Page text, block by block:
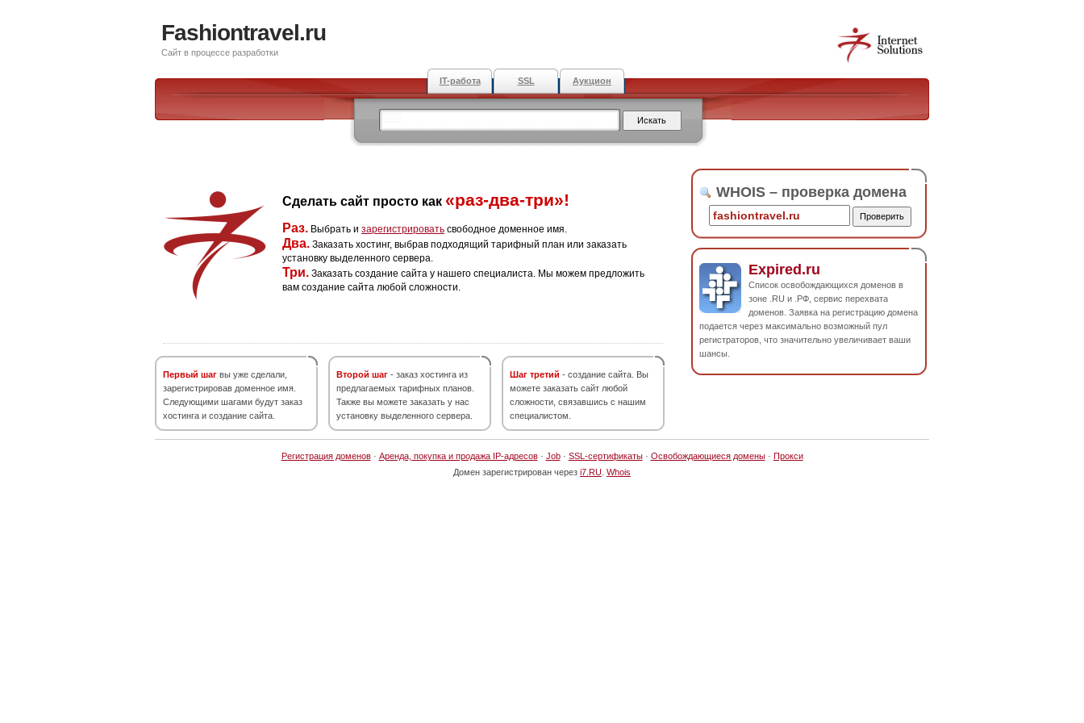
Fashiontravel.ru
Сайт в процессе разработки
IT-работа SSL Аукцион
Сделать сайт просто как «раз-два-три»!
Раз. Выбрать и зарегистрировать свободное доменное имя.
Два. Заказать хостинг, выбрав подходящий тарифный план или заказать
установку выделенного сервера.
Три. Заказать создание сайта у нашего специалиста. Мы можем предложить
вам создание сайта любой сложности.
Первый шаг вы уже сделали,
зарегистрировав доменное имя.
Следующими шагами будут заказ
хостинга и создание сайта.
Второй шаг - заказ хостинга из
предлагаемых тарифных планов.
Также вы можете заказать у нас
установку выделенного сервера.
Шаг третий - создание сайта. Вы
можете заказать сайт любой
сложности, связавшись с нашим
специалистом.
WHOIS – проверка домена
Expired.ru
Список освобождающихся доменов в
зоне .RU и .РФ, сервис перехвата
доменов. Заявка на регистрацию домена
подается через максимально возможный пул
регистраторов, что значительно увеличивает ваши
шансы.
Регистрация доменов· Аренда, покупка и продажа IP-адресов· Job· SSL-сертификаты· Освобождающиеся домены· Прокси
Домен зарегистрирован через i7.RU Whois